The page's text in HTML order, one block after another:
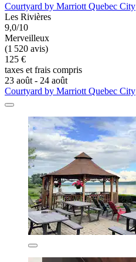
Courtyard by Marriott Quebec City
Les Rivières
9,0/10
Merveilleux
(1 520 avis)
125 €
taxes et frais compris
23 août - 24 août
Courtyard by Marriott Quebec City